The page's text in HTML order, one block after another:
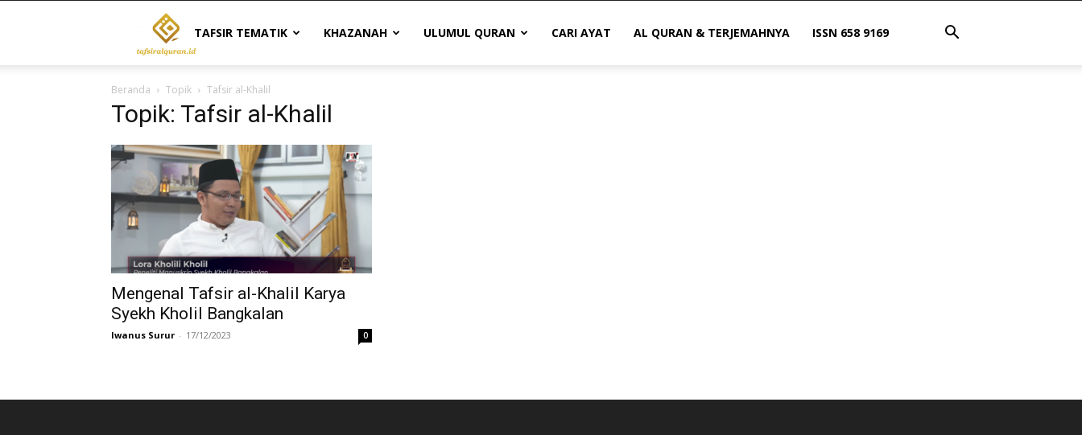
Tafsir
Al
Quran
|
Referensi
TAFSIR TEMATIK KHAZANAH ULUMUL QURAN CARI AYAT AL QURAN & TERJEMAHNYA ISSN 658 9169
Beranda Topik Tafsir al-Khalil
Topik: Tafsir al-Khalil
Mengenal Tafsir al-Khalil Karya
Syekh Kholil Bangkalan
Iwanus Surur - 17/12/2023 0